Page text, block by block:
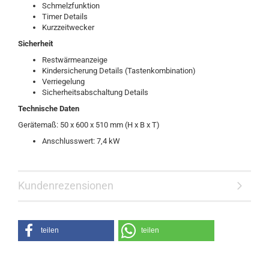
Schmelzfunktion
Timer Details
Kurzzeitwecker
Sicherheit
Restwärmeanzeige
Kindersicherung Details (Tastenkombination)
Verriegelung
Sicherheitsabschaltung Details
Technische Daten
Gerätemaß: 50 x 600 x 510 mm (H x B x T)
Anschlusswert: 7,4 kW
Kundenrezensionen
teilen teilen